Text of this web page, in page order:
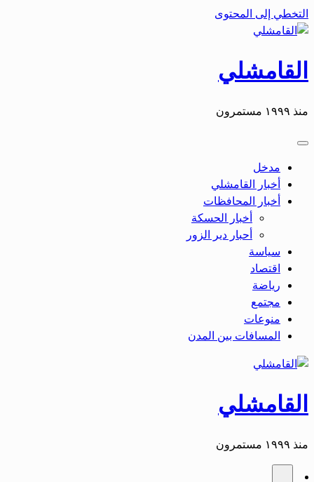
التخطي إلى المحتوى
القامشلي
منذ ١٩٩٩ مستمرون
مدخل
أخبار القامشلي
أخبار المحافظات
أخبار الحسكة
أحبار دير الزور
سياسة
اقتصاد
رياضة
مجتمع
منوعات
المسافات بين المدن
القامشلي
منذ ١٩٩٩ مستمرون